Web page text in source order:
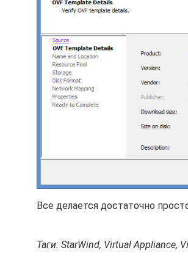
Все делается достаточно
Таги: StarWind, Virtual Appliance,